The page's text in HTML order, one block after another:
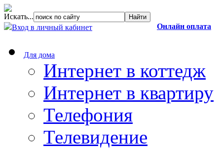
Искать...
Онлайн оплата
Вход в личный кабинет
Для дома
Интернет в коттедж
Интернет в квартиру
Телефония
Телевидение